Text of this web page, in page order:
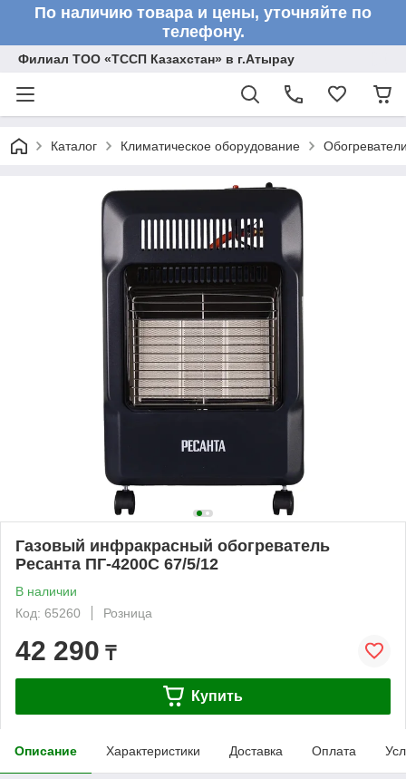
По наличию товара и цены, уточняйте по
телефону.
Филиал ТОО «ТССП Казахстан» в г.Атырау
Каталог Климатическое оборудование
Газовый инфракрасный обогреватель
Ресанта ПГ-4200С 67/5/12
В наличии
Код: 65260
Розница
42 290 ₸
Купить
Описание Характеристики Доставка Оплата